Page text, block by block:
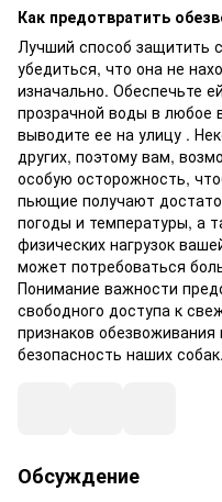
Как предотвратить
Лучший способ защитить
убедиться, что она не
изначально. Обеспечьте
прозрачной воды в любое
выводите ее на улицу .
других, поэтому вам,
особую осторожность,
пьющие получают
погоды и температуры, а
физических нагрузок
может потребоваться
Понимание важности
свободного доступа к
признаков
безопасность наших собак.
Обсуждение